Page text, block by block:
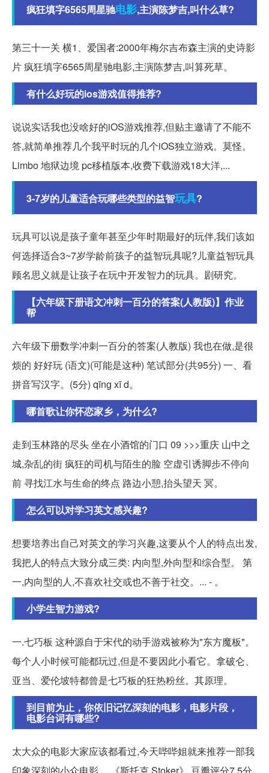
疯狂填字6565周星驰电影,主演陈梦吉,叫什么草?
第三十一关 横1、爱国者:2000年梅尔吉布森主演的史诗影
片 疯狂填字6565周星驰电影,主演陈梦吉,叫算死草。
有什么好玩的ios游戏值得推荐?
说说实话我也没啥好的iOS游戏推荐,但贴主邀请了不能不
答,就简单推荐几个我平时玩的几个iOS独立游戏。莫怪。
Limbo 地狱边境 pc移植版本,收费下载游戏18大洋,...
3-7岁的儿童适合玩哪些类型的益智玩具?
玩具可以说是孩子童年甚至少年时期最好的玩伴,我们该如
何选择适合3~7岁学龄前孩子的益智玩具呢?儿童益智玩具
顾名思义就是让孩子在玩中开发智力的玩具。剧研究。
【六年级下册语文冲刺一百分的答案(人教版)】作业
帮
六年级下册数学冲刺一百分的答案(人教版) 我也在做,是很
烦的 好好玩 (语文)(可能是这种) 笔试部分(共95分) 一、看
拼音写汉字。(5分) qīnɡ xī d。
哪首歌让你怀恋家乡，为什么?
走到玉林路的尽头 坐在小酒馆的门口 09 >>>重庆 山中之
城,杂乱的街 疯狂的司机与陌生的脸 空虚引诱脚步不停向
前 寻找江水与生命的终点 路边小憩,抬头望天 冥。
怎么可以对学习英文感兴趣?
想要培养出自己对英文的学习兴趣,这要从个人的特点出发,
我把人的特点大致分成三类: 内向型,外向型和综合型。 第
一,内向型的人,不喜欢社交或也不善于社交。... - 。
小学生智力游戏?
一.七巧板 这种源自于宋代的动手游戏被称为"东方魔板"。
每个人小时候可能都玩过,但是不要因此小看它。拿破仑、
亚当、爱伦坡特都曾是七巧板的狂热粉丝。其原理。
到目前为止，你依旧记忆深刻的电影，电影片段，
电影台词有哪些?
太大众的电影大家应该都看过,今天哔哔姐就来推荐一部我
印象深刻的小众电影。 《斯托克 Stoker》 豆瓣评分7.5分